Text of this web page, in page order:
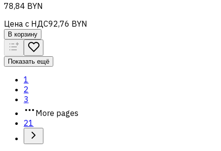
78,84 BYN
Цена с НДС92,76 BYN
В корзину
Показать ещё
1
2
3
More pages
21